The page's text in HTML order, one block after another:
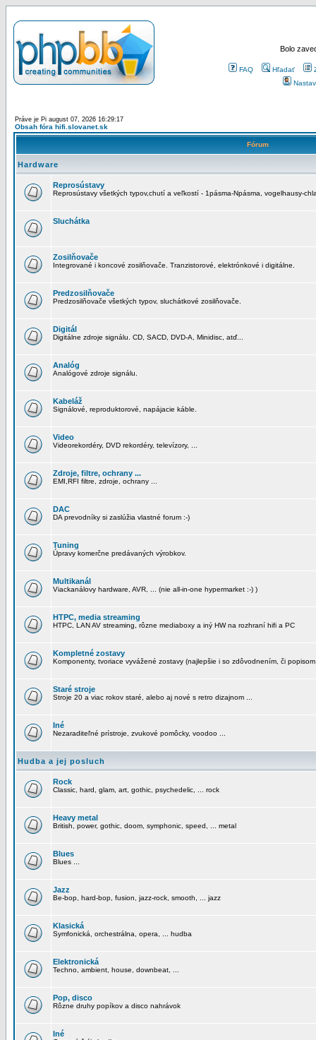
Bolo
FAQ Hľadať
Práve je Pi august 07, 2026 16:29:17
Obsah fóra hifi.slovanet.sk
Fórum
Hardware
Reprosústavy
Reprosústavy všetkých typov,chutí a veľkostí - 1pásma-Npásma, vogelhausy-
Sluchátka
Zosilňovače
Integrované i koncové zosilňovače. Tranzistorové, elektrónkové i digitálne.
Predzosilňovače
Predzosilňovače všetkých typov, sluchátkové zosilňovače.
Digitál
Digitálne zdroje signálu. CD, SACD, DVD-A, Minidisc, atď...
Analóg
Analógové zdroje signálu.
Kabeláž
Signálové, reproduktorové, napájacie káble.
Video
Videorekordéry, DVD rekordéry, televízory, ...
Zdroje, filtre, ochrany ...
EMI,RFI filtre, zdroje, ochrany ...
DAC
DA prevodníky si zaslúžia vlastné forum :-)
Tuning
Úpravy komerčne predávaných výrobkov.
Multikanál
Viackanálovy hardware, AVR, ... (nie all-in-one hypermarket :-) )
HTPC, media streaming
HTPC, LAN AV streaming, rôzne mediaboxy a iný HW na rozhraní hifi a PC
Kompletné zostavy
Komponenty, tvoriace vyvážené zostavy (najlepšie i so zdôvodnením, či
Staré stroje
Stroje 20 a viac rokov staré, alebo aj nové s retro dizajnom ...
Iné
Nezaraditeľné prístroje, zvukové pomôcky, voodoo ...
Hudba a jej posluch
Rock
Classic, hard, glam, art, gothic, psychedelic, ... rock
Heavy metal
British, power, gothic, doom, symphonic, speed, ... metal
Blues
Blues ...
Jazz
Be-bop, hard-bop, fusion, jazz-rock, smooth, ... jazz
Klasická
Symfonická, orchestrálna, opera, ... hudba
Elektronická
Techno, ambient, house, downbeat, ...
Pop, disco
Rôzne druhy popíkov a disco nahrávok
Iné